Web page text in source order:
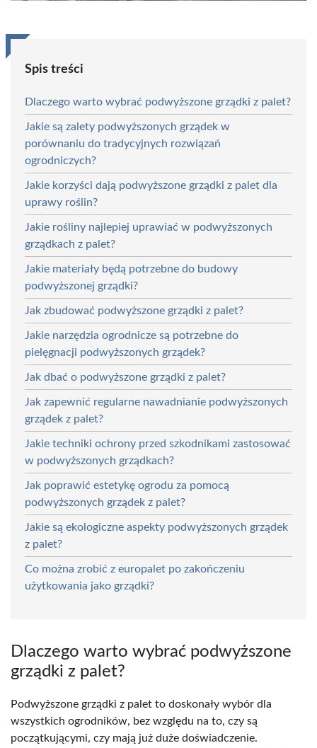
Spis treści
Dlaczego warto wybrać podwyższone grządki z palet?
Jakie są zalety podwyższonych grządek w
porównaniu do tradycyjnych rozwiązań
ogrodniczych?
Jakie korzyści dają podwyższone grządki z palet dla
uprawy roślin?
Jakie rośliny najlepiej uprawiać w podwyższonych
grządkach z palet?
Jakie materiały będą potrzebne do budowy
podwyższonej grządki?
Jak zbudować podwyższone grządki z palet?
Jakie narzędzia ogrodnicze są potrzebne do
pielęgnacji podwyższonych grządek?
Jak dbać o podwyższone grządki z palet?
Jak zapewnić regularne nawadnianie podwyższonych
grządek z palet?
Jakie techniki ochrony przed szkodnikami zastosować
w podwyższonych grządkach?
Jak poprawić estetykę ogrodu za pomocą
podwyższonych grządek z palet?
Jakie są ekologiczne aspekty podwyższonych grządek
z palet?
Co można zrobić z europalet po zakończeniu
użytkowania jako grządki?
Dlaczego warto wybrać podwyższone
grządki z palet?
Podwyższone grządki z palet to doskonały wybór dla
wszystkich ogrodników, bez względu na to, czy są
początkującymi, czy mają już duże doświadczenie.